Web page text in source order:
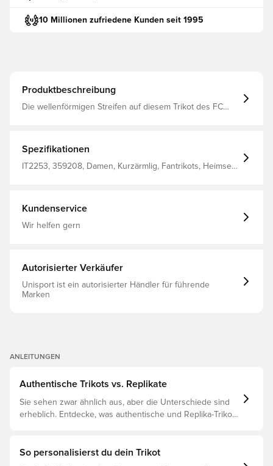
10 Millionen zufriedene Kunden seit 1995
Produktbeschreibung
Die wellenförmigen Streifen auf diesem Trikot des FC
AEROREADY-Technologie leitet Feuchtigkeit vom Körper
weg und sorgt für ein angenehmes, trockenes und
gekühltes Tragegefühl Das gleiche Design, das die
Spezifikationen
IT2253, 359208, Damen, Kurzärmlig, Fantrikots, Heimset,
Kundenservice
Wir helfen gern
Autorisierter Verkäufer
Unisport ist ein autorisierter Händler für führende
Marken
ANLEITUNGEN
Authentische Trikots vs. Replikate
Sie sehen zwar ähnlich aus, aber die Unterschiede sind
erheblich. Entdecke, was authentische und Replika-Trikots
So personalisierst du dein Trikot